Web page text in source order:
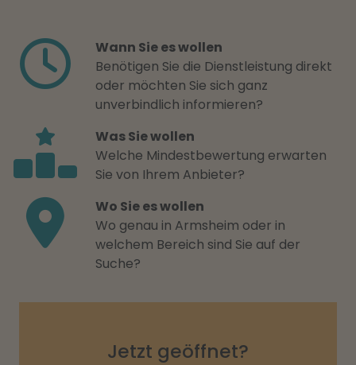
Wann Sie es wollen
Benötigen Sie die Dienstleistung direkt
oder möchten Sie sich ganz
unverbindlich informieren?
Was Sie wollen
Welche Mindestbewertung erwarten
Sie von Ihrem Anbieter?
Wo Sie es wollen
Wo genau in Armsheim oder in
welchem Bereich sind Sie auf der
Suche?
Jetzt geöffnet?